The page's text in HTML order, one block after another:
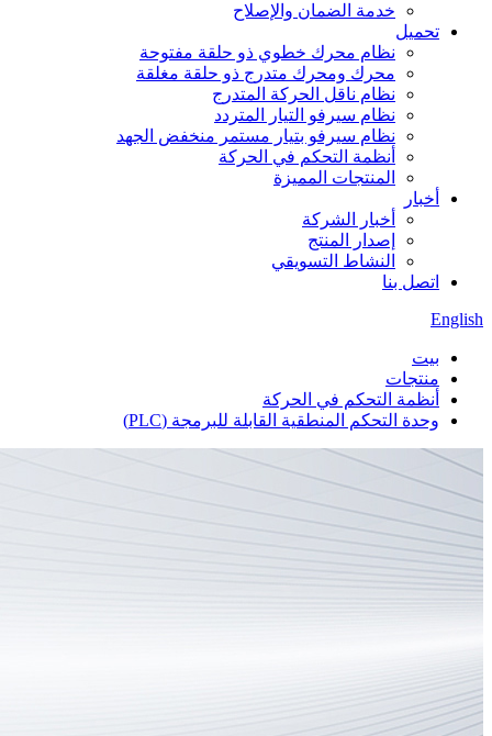
خدمة الضمان والإصلاح
تحميل
نظام محرك خطوي ذو حلقة مفتوحة
محرك ومحرك متدرج ذو حلقة مغلقة
نظام ناقل الحركة المتدرج
نظام سيرفو التيار المتردد
نظام سيرفو بتيار مستمر منخفض الجهد
أنظمة التحكم في الحركة
المنتجات المميزة
أخبار
أخبار الشركة
إصدار المنتج
النشاط التسويقي
اتصل بنا
English
بيت
منتجات
أنظمة التحكم في الحركة
وحدة التحكم المنطقية القابلة للبرمجة (PLC)